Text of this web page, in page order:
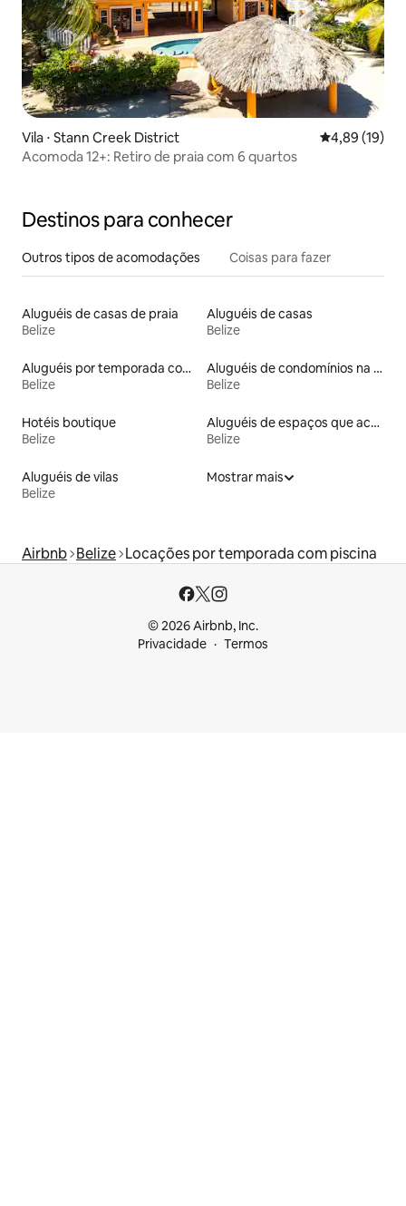
Vila ⋅ Stann Creek District 4,89 de uma
4,89 (19)
Acomoda 12+: Retiro de praia com 6 quartos
Destinos para conhecer
Outros tipos de acomodações Coisas para fazer
Aluguéis de casas de praia
Belize
Aluguéis de casas
Belize
Aluguéis por temporada com acesso à praia
Belize
Aluguéis de condomínios na praia
Belize
Hotéis boutique
Belize
Aluguéis de espaços que aceitam animais de estimação
Belize
Aluguéis de vilas
Belize
Mostrar mais
Airbnb Belize Locações por temporada com piscina
© 2026 Airbnb, Inc.
Privacidade
Termos